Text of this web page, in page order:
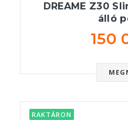
DREAME Z30
álló
150
RAKTÁRON